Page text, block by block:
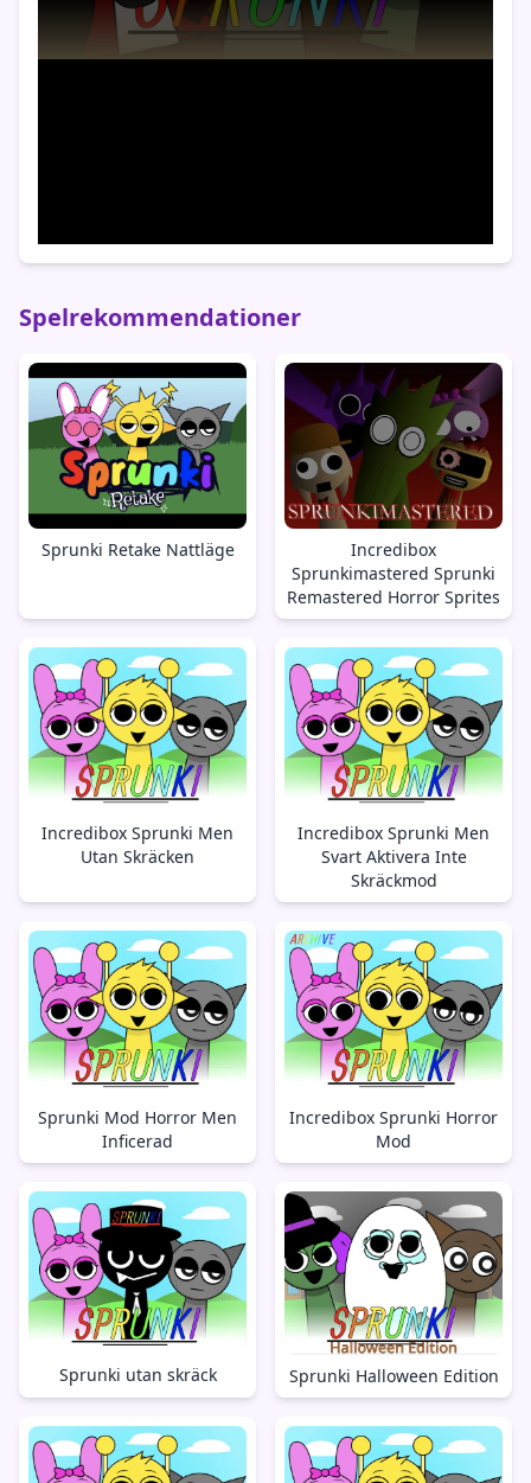
Spelrekommendationer
Sprunki Retake Nattläge
Incredibox
Sprunkimastered Sprunki
Remastered Horror Sprites
Incredibox Sprunki Men
Utan Skräcken
Incredibox Sprunki Men
Svart Aktivera Inte
Skräckmod
Sprunki Mod Horror Men
Inficerad
Incredibox Sprunki Horror
Mod
Sprunki utan skräck Sprunki Halloween Edition